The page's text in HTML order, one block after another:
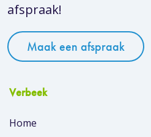
afspraak!
Maak een afspraak
Verbeek
Home